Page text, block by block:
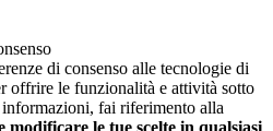
di consenso alle tecnologie di
offrire le funzionalità e attività sotto
fai riferimento alla
modificare le tue scelte in qualsiasi